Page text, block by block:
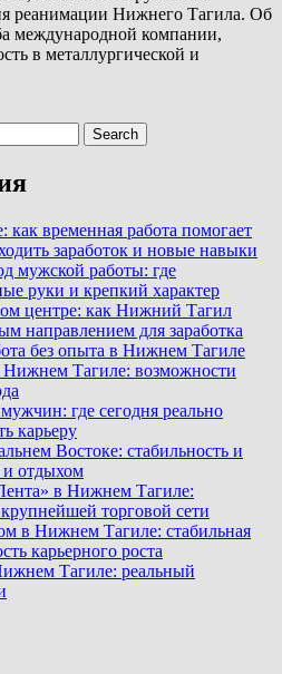
реанимации Нижнего Тагила. Об
международной компании,
в металлургической и
Search
временная работа помогает
заработок и новые навыки
мужской работы: где
руки и крепкий характер
центре: как Нижний Тагил
направлением для заработка
без опыта в Нижнем Тагиле
Тагиле: возможности
где сегодня реально
карьеру
Востоке: стабильность и
и отдыхом
в Нижнем Тагиле:
крупнейшей торговой сети
в Нижнем Тагиле: стабильная
карьерного роста
Тагиле: реальный